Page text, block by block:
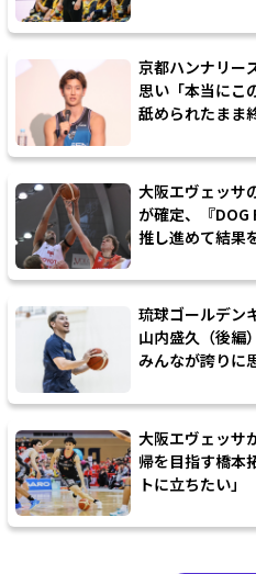
京都ハンナリー
思い「本当にこ
舐められたまま
大阪エヴェッサ
が確定、『DOG
推し進めて結果
琉球ゴールデン
山内盛久（後編
みんなが誇りに
大阪エヴェッサ
帰を目指す橋本
トに立ちたい」